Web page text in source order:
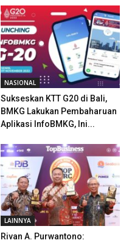
NASIONAL
Sukseskan KTT G20 di Bali,
BMKG Lakukan Pembaharuan
Aplikasi InfoBMKG, Ini...
LAINNYA
Rivan A. Purwantono: